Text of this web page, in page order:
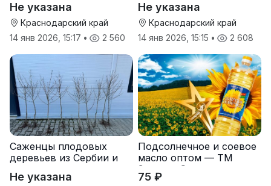
Не указана
Краснодарский край
14 янв 2026, 15:17 • 2 560
Не указана
Краснодарский край
14 янв 2026, 15:15 • 2 608
Саженцы плодовых
деревьев из Сербии и
Не указана
Подсолнечное и соевое
масло оптом — ТМ
Золотая Семечка
75 ₽